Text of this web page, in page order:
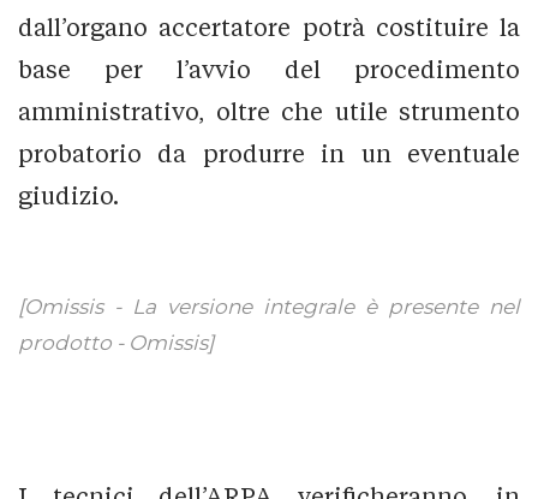
dall’organo accertatore potrà costituire la
base per l’avvio del procedimento
amministrativo, oltre che utile strumento
probatorio da produrre in un eventuale
giudizio.
[Omissis - La versione integrale è presente nel
prodotto - Omissis]